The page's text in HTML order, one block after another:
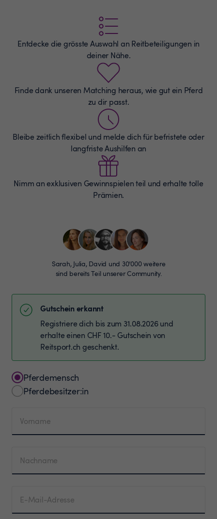
Entdecke die grösste Auswahl an Reitbeteiligungen in
deiner Nähe.
Finde dank unseren Matching heraus, wie gut ein Pferd
zu dir passt.
Bleibe zeitlich flexibel und melde dich für befristete oder
langfriste Aushilfen an
Nimm an exklusiven Gewinnspielen teil und erhalte tolle
Prämien.
Sarah, Julia, David und 30’000 weitere
sind bereits Teil unserer Community.
Gutschein erkannt
Registriere dich bis zum 31.08.2026 und
erhalte einen CHF 10.- Gutschein von
Reitsport.ch geschenkt.
Pferdemensch
Pferdebesitzer:in
Vorname
Nachname
E-Mail-Adresse